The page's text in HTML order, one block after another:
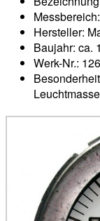
Hersteller:
Baujahr: ca.
Werk-Nr.: